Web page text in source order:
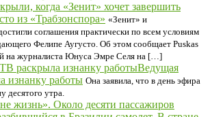
когда «Зенит» хочет завершить
из «Трабзонспора» «Зенит» и
соглашения практически по всем условиям
Фелипе Аугусто. Об этом сообщает Puskas
на журналиста Юнуса Эмре Селя на […]
Ведущая
изнанку работы Она заявила, что в день эфира
десятого утра.